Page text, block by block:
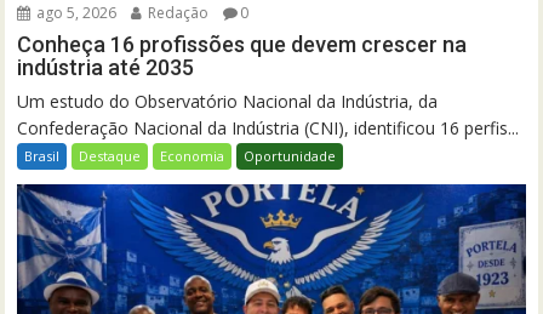
ago 5, 2026 Redação 0
Conheça 16 profissões que devem crescer na
indústria até 2035
Um estudo do Observatório Nacional da Indústria, da
Confederação Nacional da Indústria (CNI), identificou 16 perfis...
Brasil Destaque Economia Oportunidade